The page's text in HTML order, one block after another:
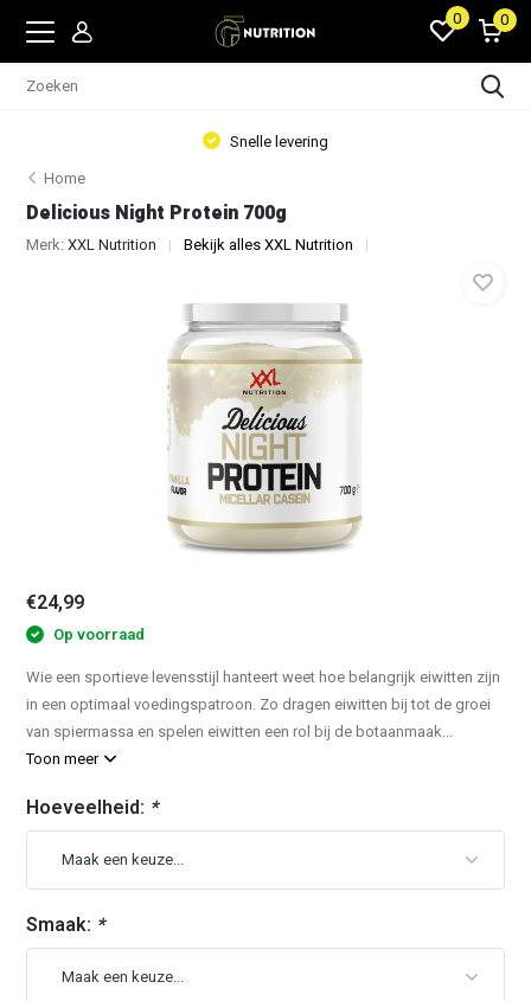
0 0
Snelle levering
Home
Delicious Night Protein 700g
Merk:XXL Nutrition Bekijk alles XXL Nutrition
€24,99
Op voorraad
Wie een sportieve levensstijl hanteert weet hoe belangrijk eiwitten zijn
in een optimaal voedingspatroon. Zo dragen eiwitten bij tot de groei
van spiermassa en spelen eiwitten een rol bij de botaanmaak...
Toon meer
Hoeveelheid: *
Smaak: *